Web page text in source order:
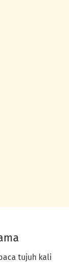
tujuh kali